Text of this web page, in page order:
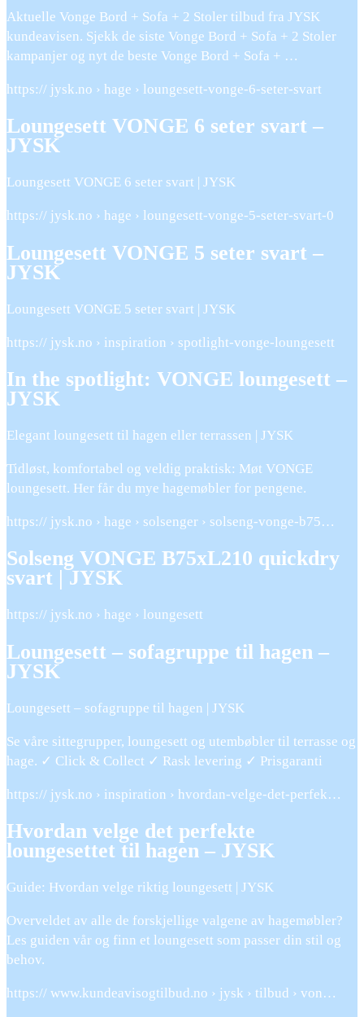
Aktuelle Vonge Bord + Sofa + 2 Stoler tilbud fra JYSK
kundeavisen. Sjekk de siste Vonge Bord + Sofa + 2 Stoler
kampanjer og nyt de beste Vonge Bord + Sofa + …
https:// jysk.no › hage › loungesett-vonge-6-seter-svart
Loungesett VONGE 6 seter svart –
JYSK
Loungesett VONGE 6 seter svart | JYSK
https:// jysk.no › hage › loungesett-vonge-5-seter-svart-0
Loungesett VONGE 5 seter svart –
JYSK
Loungesett VONGE 5 seter svart | JYSK
https:// jysk.no › inspiration › spotlight-vonge-loungesett
In the spotlight: VONGE loungesett –
JYSK
Elegant loungesett til hagen eller terrassen | JYSK
Tidløst, komfortabel og veldig praktisk: Møt VONGE
loungesett. Her får du mye hagemøbler for pengene.
https:// jysk.no › hage › solsenger › solseng-vonge-b75…
Solseng VONGE B75xL210 quickdry
svart | JYSK
https:// jysk.no › hage › loungesett
Loungesett – sofagruppe til hagen –
JYSK
Loungesett – sofagruppe til hagen | JYSK
Se våre sittegrupper, loungesett og utembøbler til terrasse og
hage. ✓ Click & Collect ✓ Rask levering ✓ Prisgaranti
https:// jysk.no › inspiration › hvordan-velge-det-perfek…
Hvordan velge det perfekte
loungesettet til hagen – JYSK
Guide: Hvordan velge riktig loungesett | JYSK
Overveldet av alle de forskjellige valgene av hagemøbler?
Les guiden vår og finn et loungesett som passer din stil og
behov.
https:// www.kundeavisogtilbud.no › jysk › tilbud › von…